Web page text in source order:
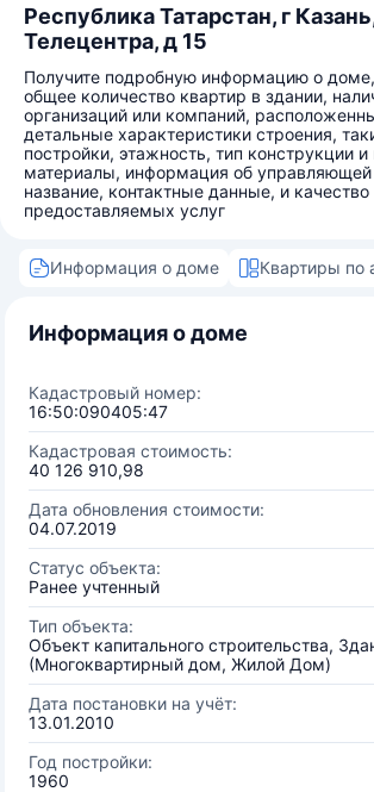
Республика Татарстан, г
Телецентра, д 15
Получите подробную информацию о
общее количество квартир в здании,
организаций или компаний,
детальные характеристики строения,
постройки, этажность, тип конструкции
материалы, информация об
название, контактные данные, и качество
предоставляемых услуг
Информация о доме Квартиры по
Информация о доме
Кадастровый номер:
16:50:090405:47
Кадастровая стоимость:
40 126 910,98
Дата обновления стоимости:
04.07.2019
Статус объекта:
Ранее учтенный
Тип объекта:
Объект капитального строительства,
(Многоквартирный дом, Жилой Дом)
Дата постановки на учёт:
13.01.2010
Год постройки:
1960